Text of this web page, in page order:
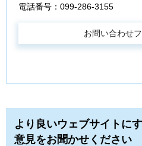
電話番号：099-286-3155
より良いウェブサイトに
意見をお聞かせください